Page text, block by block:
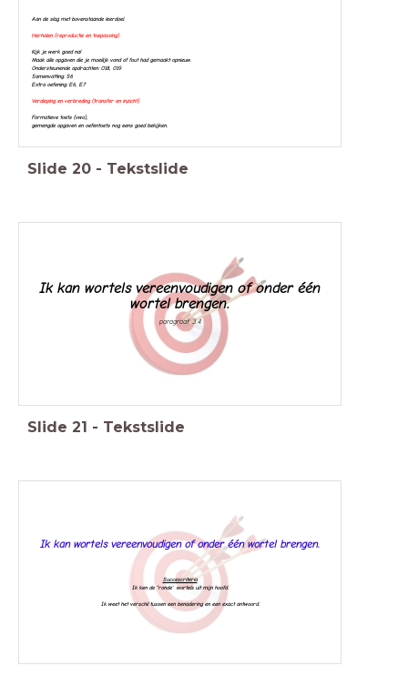
Aan de slag met bovenstaande leerdoel.
Herhalen (reproductie en toepassing)
Kijk je werk goed na!
Maak alle opgaven die je moeilijk vond of fout had gemaakt opnieuw.
Ondersteunende opdrachten: O18, O19
Samenvatting: S6
Extra oefening: E6, E7
Verdieping en verbreding (transfer en inzicht)
Formatieve toets (vwo),
gemengde opgaven en oefentoets nog eens goed bekijken.
Slide 20 - Tekstslide
Ik kan wortels vereenvoudigen of onder één
wortel brengen.
paragraaf 3.4
Slide 21 - Tekstslide
Ik kan wortels vereenvoudigen of onder één wortel brengen.
Succescriteria
Ik ken de "ronde' wortels uit mijn hoofd.
Ik weet het verschil tussen een benadering en een exact antwoord.